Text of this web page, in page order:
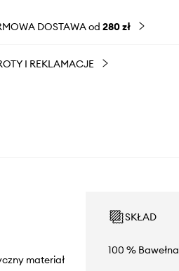
DOSTAWA od 280 zł
I REKLAMACJE
materiał
SKŁAD
100 % Bawełna